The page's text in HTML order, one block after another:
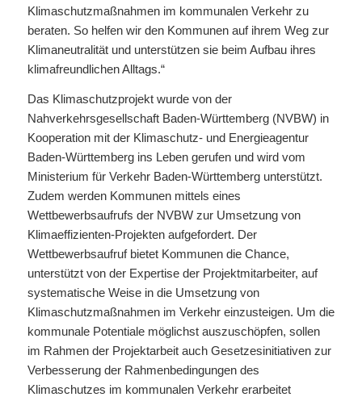
Klimaschutzmaßnahmen im kommunalen Verkehr zu
beraten. So helfen wir den Kommunen auf ihrem Weg zur
Klimaneutralität und unterstützen sie beim Aufbau ihres
klimafreundlichen Alltags.“
Das Klimaschutzprojekt wurde von der
Nahverkehrsgesellschaft Baden-Württemberg (NVBW) in
Kooperation mit der Klimaschutz- und Energieagentur
Baden-Württemberg ins Leben gerufen und wird vom
Ministerium für Verkehr Baden-Württemberg unterstützt.
Zudem werden Kommunen mittels eines
Wettbewerbsaufrufs der NVBW zur Umsetzung von
Klimaeffizienten-Projekten aufgefordert. Der
Wettbewerbsaufruf bietet Kommunen die Chance,
unterstützt von der Expertise der Projektmitarbeiter, auf
systematische Weise in die Umsetzung von
Klimaschutzmaßnahmen im Verkehr einzusteigen. Um die
kommunale Potentiale möglichst auszuschöpfen, sollen
im Rahmen der Projektarbeit auch Gesetzesinitiativen zur
Verbesserung der Rahmenbedingungen des
Klimaschutzes im kommunalen Verkehr erarbeitet